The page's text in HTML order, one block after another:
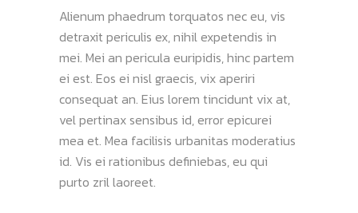
Alienum phaedrum torquatos nec eu, vis
detraxit periculis ex, nihil expetendis in
mei. Mei an pericula euripidis, hinc partem
ei est. Eos ei nisl graecis, vix aperiri
consequat an. Eius lorem tincidunt vix at,
vel pertinax sensibus id, error epicurei
mea et. Mea facilisis urbanitas moderatius
id. Vis ei rationibus definiebas, eu qui
purto zril laoreet.